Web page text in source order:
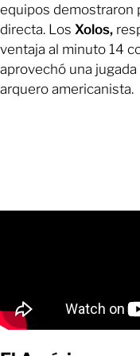
equipos demostraron
directa. Los Xolos,
ventaja al minuto 14
aprovechó una
arquero americanista.